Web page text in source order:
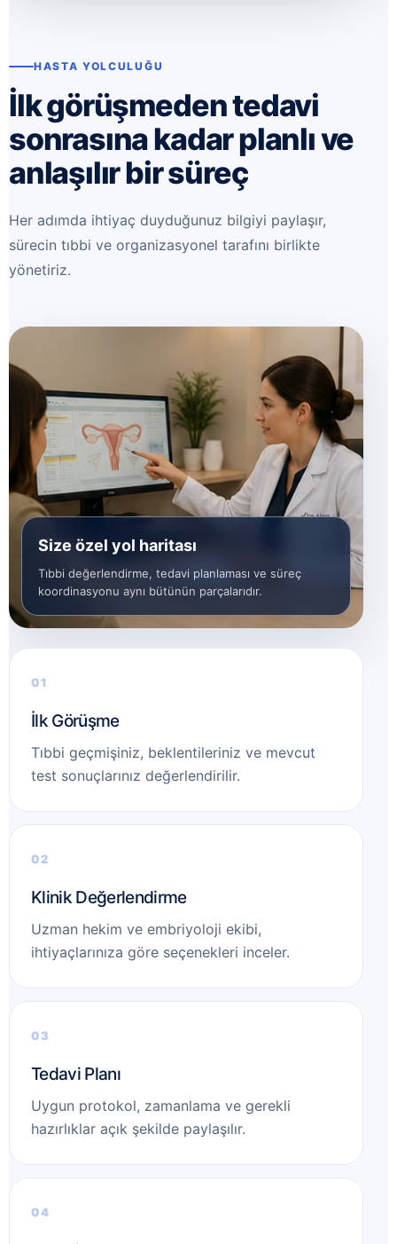
HASTA YOLCULUĞU
İlk görüşmeden tedavi
sonrasına kadar planlı ve
anlaşılır bir süreç
Her adımda ihtiyaç duyduğunuz bilgiyi paylaşır,
sürecin tıbbi ve organizasyonel tarafını birlikte
yönetiriz.
Size özel yol haritası
Tıbbi değerlendirme, tedavi planlaması ve süreç
koordinasyonu aynı bütünün parçalarıdır.
İlk Görüşme
Tıbbi geçmişiniz, beklentileriniz ve mevcut
test sonuçlarınız değerlendirilir.
Klinik Değerlendirme
Uzman hekim ve embriyoloji ekibi,
ihtiyaçlarınıza göre seçenekleri inceler.
Tedavi Planı
Uygun protokol, zamanlama ve gerekli
hazırlıklar açık şekilde paylaşılır.